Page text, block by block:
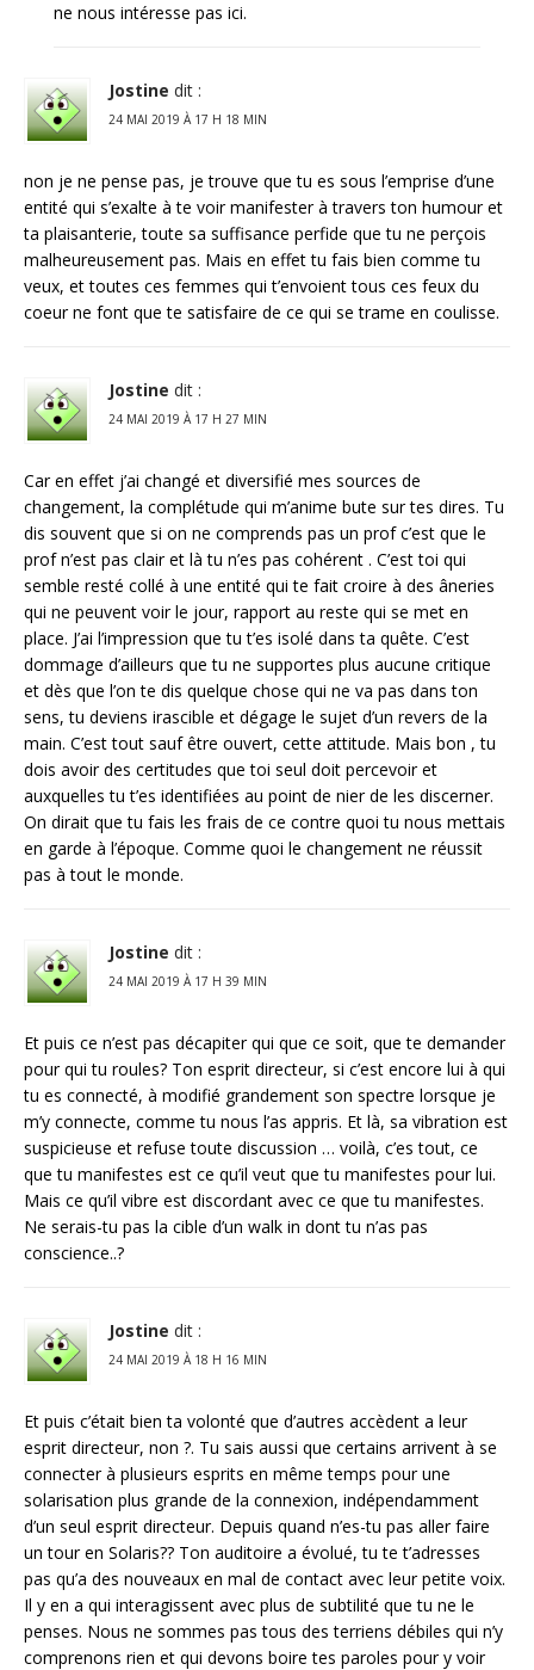
ne nous intéresse pas ici.
Jostine dit :
24 MAI 2019 À 17 H 18 MIN
non je ne pense pas, je trouve que tu es sous l’emprise d’une
entité qui s’exalte à te voir manifester à travers ton humour et
ta plaisanterie, toute sa suffisance perfide que tu ne perçois
malheureusement pas. Mais en effet tu fais bien comme tu
veux, et toutes ces femmes qui t’envoient tous ces feux du
coeur ne font que te satisfaire de ce qui se trame en coulisse.
Jostine dit :
24 MAI 2019 À 17 H 27 MIN
Car en effet j’ai changé et diversifié mes sources de
changement, la complétude qui m’anime bute sur tes dires. Tu
dis souvent que si on ne comprends pas un prof c’est que le
prof n’est pas clair et là tu n’es pas cohérent . C’est toi qui
semble resté collé à une entité qui te fait croire à des âneries
qui ne peuvent voir le jour, rapport au reste qui se met en
place. J’ai l’impression que tu t’es isolé dans ta quête. C’est
dommage d’ailleurs que tu ne supportes plus aucune critique
et dès que l’on te dis quelque chose qui ne va pas dans ton
sens, tu deviens irascible et dégage le sujet d’un revers de la
main. C’est tout sauf être ouvert, cette attitude. Mais bon , tu
dois avoir des certitudes que toi seul doit percevoir et
auxquelles tu t’es identifiées au point de nier de les discerner.
On dirait que tu fais les frais de ce contre quoi tu nous mettais
en garde à l’époque. Comme quoi le changement ne réussit
pas à tout le monde.
Jostine dit :
24 MAI 2019 À 17 H 39 MIN
Et puis ce n’est pas décapiter qui que ce soit, que te demander
pour qui tu roules? Ton esprit directeur, si c’est encore lui à qui
tu es connecté, à modifié grandement son spectre lorsque je
m’y connecte, comme tu nous l’as appris. Et là, sa vibration est
suspicieuse et refuse toute discussion … voilà, c’es tout, ce
que tu manifestes est ce qu’il veut que tu manifestes pour lui.
Mais ce qu’il vibre est discordant avec ce que tu manifestes.
Ne serais-tu pas la cible d’un walk in dont tu n’as pas
conscience..?
Jostine dit :
24 MAI 2019 À 18 H 16 MIN
Et puis c’était bien ta volonté que d’autres accèdent a leur
esprit directeur, non ?. Tu sais aussi que certains arrivent à se
connecter à plusieurs esprits en même temps pour une
solarisation plus grande de la connexion, indépendamment
d’un seul esprit directeur. Depuis quand n’es-tu pas aller faire
un tour en Solaris?? Ton auditoire a évolué, tu te t’adresses
pas qu’a des nouveaux en mal de contact avec leur petite voix.
Il y en a qui interagissent avec plus de subtilité que tu ne le
penses. Nous ne sommes pas tous des terriens débiles qui n’y
comprenons rien et qui devons boire tes paroles pour y voir